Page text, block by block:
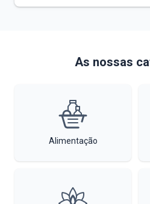
As nossas
Alimentação